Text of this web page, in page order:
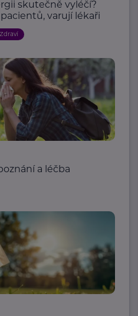
skutečně vyléčí?
varují lékaři
Zdraví
a léčba